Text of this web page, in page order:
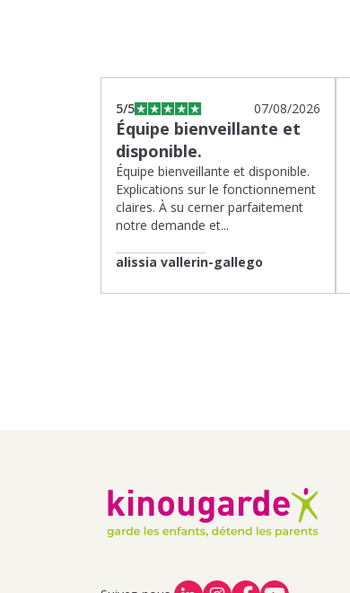
5/5 07/08/2026
Équipe bienveillante et
disponible.
Équipe bienveillante et disponible.
Explications sur le fonctionnement
claires. À su cerner parfaitement
notre demande et...
alissia vallerin-gallego